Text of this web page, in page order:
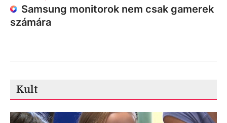
Samsung monitorok nem csak gamerek
számára
Kult